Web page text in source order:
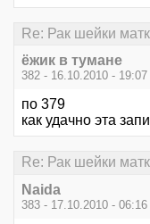
Re: Рак шейки
ёжик в тумане
382 - 16.10.2010 - 19:07
по 379
как удачно эта
Re: Рак шейки
Naida
383 - 17.10.2010 - 06:16